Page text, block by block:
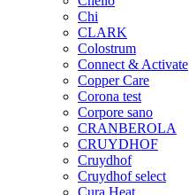
Chi
CLARK
Colostrum
Connect & Activate
Copper Care
Corona test
Corpore sano
CRANBEROLA
CRUYDHOF
Cruydhof
Cruydhof select
Cura Heat